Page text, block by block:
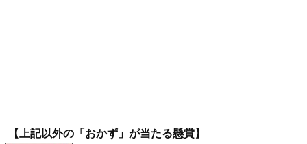
【上記以外の「おかず」が当たる懸賞】